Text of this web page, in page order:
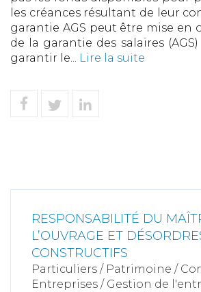
les créances résultant de leur
garantie AGS peut être mise en
de la garantie des salaires
garantir le... Lire la suite
RESPONSABILITÉ DU
L’OUVRAGE ET
CONSTRUCTIFS
Particuliers / Patrimoine /
Entreprises / Gestion de